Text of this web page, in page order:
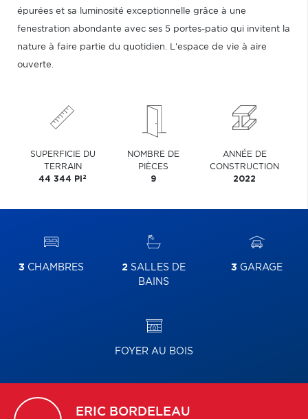
épurées et sa luminosité exceptionnelle grâce à une
fenestration abondante avec ses 5 portes-patio qui invitent la
nature à faire partie du quotidien. L'espace de vie à aire
ouverte.
SUPERFICIE DU
TERRAIN
44 344 PI 2
NOMBRE DE
PIÈCES
9
ANNÉE DE
CONSTRUCTION
2022
3 CHAMBRES 2 SALLES DE
BAINS
3 GARAGE
FOYER AU BOIS
ERIC BORDELEAU